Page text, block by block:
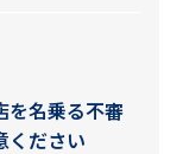
を名乗る不審
ください